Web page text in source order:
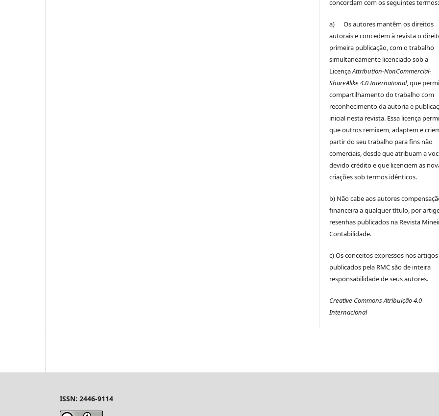
concordam com os seguintes termos:
a) Os autores mantêm os direitos
autorais e concedem à revista o
primeira publicação, com o trabalho
simultaneamente licenciado sob a
LicençaAttribution-NonCommercial-
ShareAlike 4.0 International, que
compartilhamento do trabalho com
reconhecimento da autoria e
inicial nesta revista. Essa licença
que outros remixem, adaptem e
partir do seu trabalho para fins não
comerciais, desde que atribuam a
devido crédito e que licenciem as
criações sob termos idênticos.
b) Não cabe aos autores
financeira a qualquer título, por
resenhas publicados na Revista
Contabilidade.
c) Os conceitos expressos nos artigos
publicados pela RMC são de inteira
responsabilidade de seus autores.
Creative Commons Atribuição 4.0
Internacional
ISSN: 2446-9114